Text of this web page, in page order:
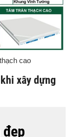
cao
xây dựng